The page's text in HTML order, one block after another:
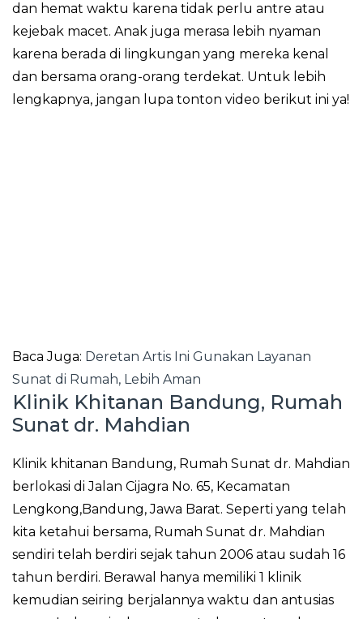
dan hemat waktu karena tidak perlu antre atau
kejebak macet. Anak juga merasa lebih nyaman
karena berada di lingkungan yang mereka kenal
dan bersama orang-orang terdekat. Untuk lebih
lengkapnya, jangan lupa tonton video berikut ini ya!
Baca Juga: Deretan Artis Ini Gunakan Layanan
Sunat di Rumah, Lebih Aman
Klinik Khitanan Bandung, Rumah
Sunat dr. Mahdian
Klinik khitanan Bandung, Rumah Sunat dr. Mahdian
berlokasi di Jalan Cijagra No. 65, Kecamatan
Lengkong,Bandung, Jawa Barat. Seperti yang telah
kita ketahui bersama, Rumah Sunat dr. Mahdian
sendiri telah berdiri sejak tahun 2006 atau sudah 16
tahun berdiri. Berawal hanya memiliki 1 klinik
kemudian seiring berjalannya waktu dan antusias